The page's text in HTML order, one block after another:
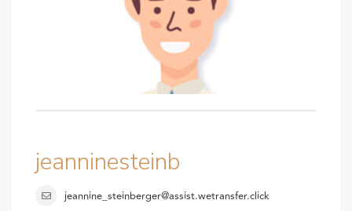
jeanninesteinb
jeannine_steinberger@assist.wetransfer.click